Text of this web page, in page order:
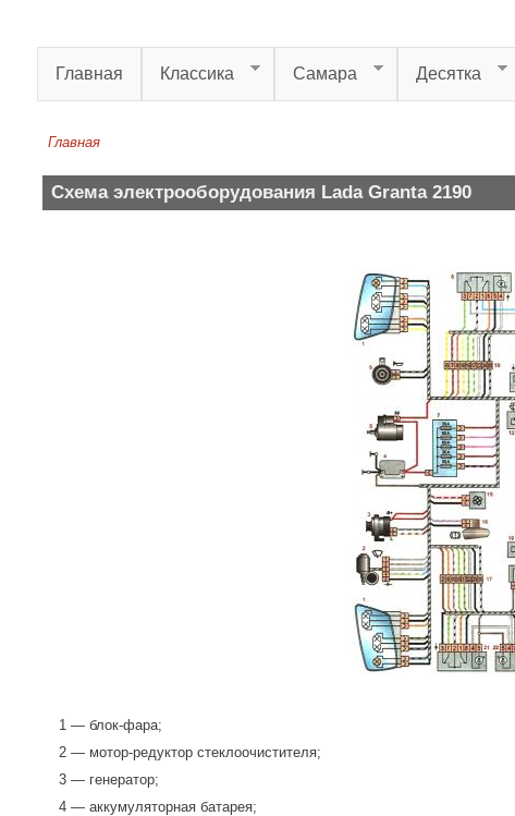
Главная Классика Самара Десятка
Главная
Схема электрооборудования Lada Granta 2190
1 — блок-фара;
2 — мотор-редуктор стеклоочистителя;
3 — генератор;
4 — аккумуляторная батарея;